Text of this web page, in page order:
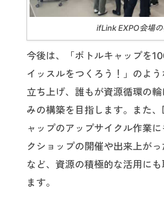
ifLink EXPO会場
今後は、「ボトルキャップを
イッスルをつくろう！」のよ
立ち上げ、誰もが資源循環の
みの構築を目指します。また
ャップのアップサイクル作業
クショップの開催や出来上が
など、資源の積極的な活用に
ます。